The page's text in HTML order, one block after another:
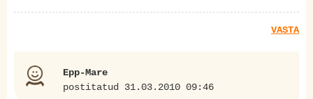
VASTA
Epp-Mare
postitatud 31.03.2010 09:46